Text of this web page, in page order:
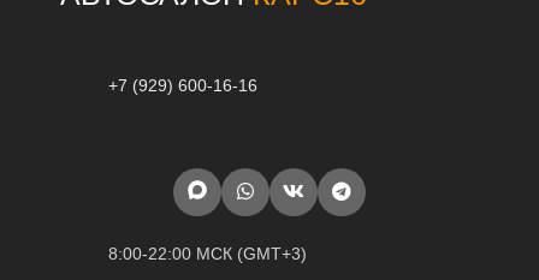
+7 (929) 600-16-16
8:00-22:00 МСК (GMT+3)